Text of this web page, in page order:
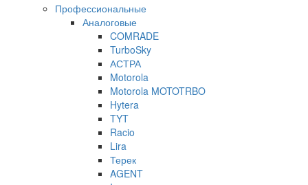
Профессиональные
Аналоговые
COMRADE
TurboSky
АСТРА
Motorola
Motorola MOTOTRBO
Hytera
TYT
Racio
Lira
Терек
AGENT